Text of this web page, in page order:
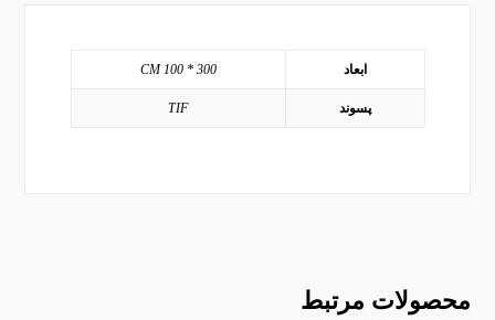
ابعاد 300 * 100 CM
پسوند TIF
محصولات مرتبط